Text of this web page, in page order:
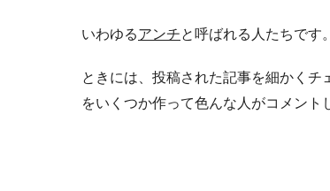
いわゆるアンチと呼ばれる人たちです。
ときには、投稿された記事を細かく
をいくつか作って色んな人がコメント